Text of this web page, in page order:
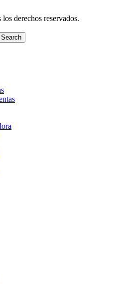
derechos reservados.
Search